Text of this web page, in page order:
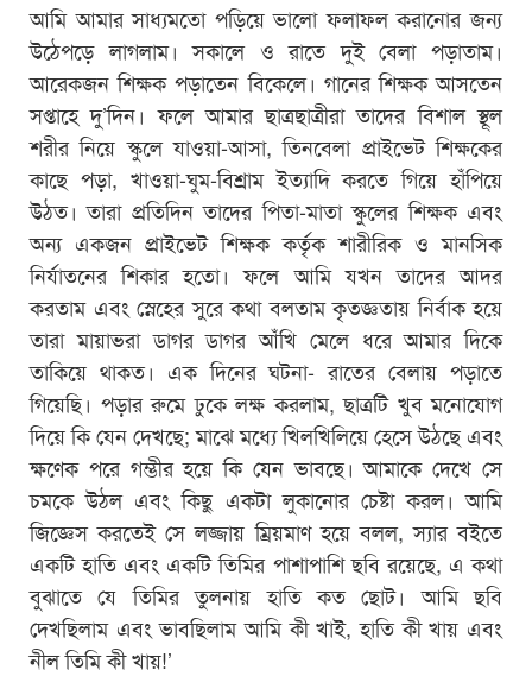
আমি আমার সাধ্যমতো পড়িয়ে ভালো ফলাফল করানোর জন্য
উঠেপড়ে লাগলাম। সকালে ও রাতে দুই বেলা পড়াতাম।
আরেকজন শিক্ষক পড়াতেন বিকেলে। গানের শিক্ষক আসতেন
সপ্তাহে দু’দিন। ফলে আমার ছাত্রছাত্রীরা তাদের বিশাল স্থূল
শরীর নিয়ে স্কুলে যাওয়া-আসা, তিনবেলা প্রাইভেট শিক্ষকের
কাছে পড়া, খাওয়া-ঘুম-বিশ্রাম ইত্যাদি করতে গিয়ে হাঁপিয়ে
উঠত। তারা প্রতিদিন তাদের পিতা-মাতা স্কুলের শিক্ষক এবং
অন্য একজন প্রাইভেট শিক্ষক কর্তৃক শারীরিক ও মানসিক
নির্যাতনের শিকার হতো। ফলে আমি যখন তাদের আদর
করতাম এবং স্নেহের সুরে কথা বলতাম কৃতজ্ঞতায় নির্বাক হয়ে
তারা মায়াভরা ডাগর ডাগর আঁখি মেলে ধরে আমার দিকে
তাকিয়ে থাকত। এক দিনের ঘটনা- রাতের বেলায় পড়াতে
গিয়েছি। পড়ার রুমে ঢুকে লক্ষ করলাম, ছাত্রটি খুব মনোযোগ
দিয়ে কি যেন দেখছে; মাঝে মধ্যে খিলখিলিয়ে হেসে উঠছে এবং
ক্ষণেক পরে গম্ভীর হয়ে কি যেন ভাবছে। আমাকে দেখে সে
চমকে উঠল এবং কিছু একটা লুকানোর চেষ্টা করল। আমি
জিজ্ঞেস করতেই সে লজ্জায় ম্রিয়মাণ হয়ে বলল, স্যার বইতে
একটি হাতি এবং একটি তিমির পাশাপাশি ছবি রয়েছে, এ কথা
বুঝাতে যে তিমির তুলনায় হাতি কত ছোট। আমি ছবি
দেখছিলাম এবং ভাবছিলাম আমি কী খাই, হাতি কী খায় এবং
নীল তিমি কী খায়!’